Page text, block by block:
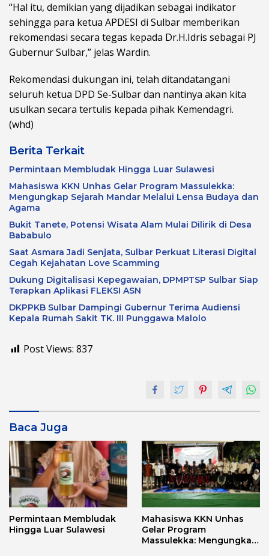
“Hal itu, demikian yang dijadikan sebagai indikator
sehingga para ketua APDESI di Sulbar memberikan
rekomendasi secara tegas kepada Dr.H.Idris sebagai PJ
Gubernur Sulbar,” jelas Wardin.
Rekomendasi dukungan ini, telah ditandatangani
seluruh ketua DPD Se-Sulbar dan nantinya akan kita
usulkan secara tertulis kepada pihak Kemendagri.
(whd)
Berita Terkait
Permintaan Membludak Hingga Luar Sulawesi
Mahasiswa KKN Unhas Gelar Program Massulekka:
Mengungkap Sejarah Mandar Melalui Lensa Budaya dan
Agama
Bukit Tanete, Potensi Wisata Alam Mulai Dilirik di Desa
Bababulo
Saat Asmara Jadi Senjata, Sulbar Perkuat Literasi Digital
Cegah Kejahatan Love Scamming
Dukung Digitalisasi Kepegawaian, DPMPTSP Sulbar Siap
Terapkan Aplikasi FLEKSI ASN
DKPPKB Sulbar Dampingi Gubernur Terima Audiensi
Kepala Rumah Sakit TK. III Punggawa Malolo
Post Views: 837
Baca Juga
Permintaan Membludak
Hingga Luar Sulawesi
Mahasiswa KKN Unhas
Gelar Program
Massulekka: Mengungkap